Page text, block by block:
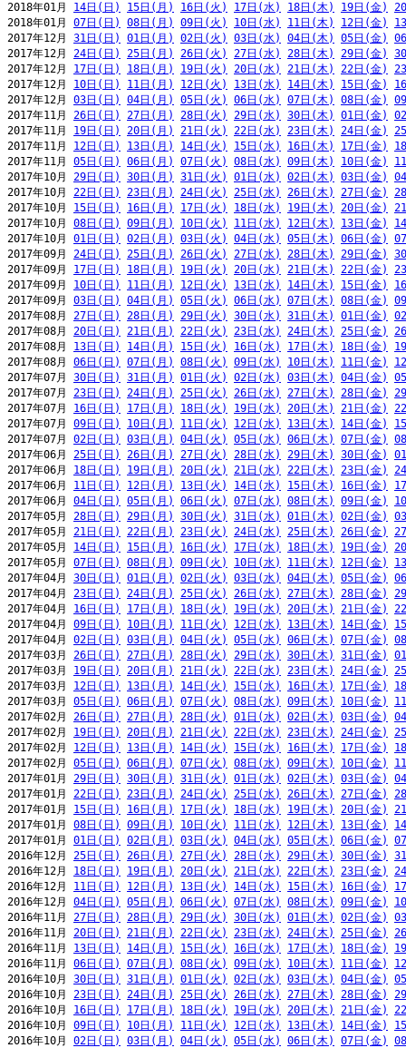
2018年01月 14日(日) 15日(月) 16日(火) 17日(水) 18日(木) 19日(金)
2018年01月 07日(日) 08日(月) 09日(火) 10日(水) 11日(木) 12日(金)
2017年12月 31日(日) 01日(月) 02日(火) 03日(水) 04日(木) 05日(金)
2017年12月 24日(日) 25日(月) 26日(火) 27日(水) 28日(木) 29日(金)
2017年12月 17日(日) 18日(月) 19日(火) 20日(水) 21日(木) 22日(金)
2017年12月 10日(日) 11日(月) 12日(火) 13日(水) 14日(木) 15日(金)
2017年12月 03日(日) 04日(月) 05日(火) 06日(水) 07日(木) 08日(金)
2017年11月 26日(日) 27日(月) 28日(火) 29日(水) 30日(木) 01日(金)
2017年11月 19日(日) 20日(月) 21日(火) 22日(水) 23日(木) 24日(金)
2017年11月 12日(日) 13日(月) 14日(火) 15日(水) 16日(木) 17日(金)
2017年11月 05日(日) 06日(月) 07日(火) 08日(水) 09日(木) 10日(金)
2017年10月 29日(日) 30日(月) 31日(火) 01日(水) 02日(木) 03日(金)
2017年10月 22日(日) 23日(月) 24日(火) 25日(水) 26日(木) 27日(金)
2017年10月 15日(日) 16日(月) 17日(火) 18日(水) 19日(木) 20日(金)
2017年10月 08日(日) 09日(月) 10日(火) 11日(水) 12日(木) 13日(金)
2017年10月 01日(日) 02日(月) 03日(火) 04日(水) 05日(木) 06日(金)
2017年09月 24日(日) 25日(月) 26日(火) 27日(水) 28日(木) 29日(金)
2017年09月 17日(日) 18日(月) 19日(火) 20日(水) 21日(木) 22日(金)
2017年09月 10日(日) 11日(月) 12日(火) 13日(水) 14日(木) 15日(金)
2017年09月 03日(日) 04日(月) 05日(火) 06日(水) 07日(木) 08日(金)
2017年08月 27日(日) 28日(月) 29日(火) 30日(水) 31日(木) 01日(金)
2017年08月 20日(日) 21日(月) 22日(火) 23日(水) 24日(木) 25日(金)
2017年08月 13日(日) 14日(月) 15日(火) 16日(水) 17日(木) 18日(金)
2017年08月 06日(日) 07日(月) 08日(火) 09日(水) 10日(木) 11日(金)
2017年07月 30日(日) 31日(月) 01日(火) 02日(水) 03日(木) 04日(金)
2017年07月 23日(日) 24日(月) 25日(火) 26日(水) 27日(木) 28日(金)
2017年07月 16日(日) 17日(月) 18日(火) 19日(水) 20日(木) 21日(金)
2017年07月 09日(日) 10日(月) 11日(火) 12日(水) 13日(木) 14日(金)
2017年07月 02日(日) 03日(月) 04日(火) 05日(水) 06日(木) 07日(金)
2017年06月 25日(日) 26日(月) 27日(火) 28日(水) 29日(木) 30日(金)
2017年06月 18日(日) 19日(月) 20日(火) 21日(水) 22日(木) 23日(金)
2017年06月 11日(日) 12日(月) 13日(火) 14日(水) 15日(木) 16日(金)
2017年06月 04日(日) 05日(月) 06日(火) 07日(水) 08日(木) 09日(金)
2017年05月 28日(日) 29日(月) 30日(火) 31日(水) 01日(木) 02日(金)
2017年05月 21日(日) 22日(月) 23日(火) 24日(水) 25日(木) 26日(金)
2017年05月 14日(日) 15日(月) 16日(火) 17日(水) 18日(木) 19日(金)
2017年05月 07日(日) 08日(月) 09日(火) 10日(水) 11日(木) 12日(金)
2017年04月 30日(日) 01日(月) 02日(火) 03日(水) 04日(木) 05日(金)
2017年04月 23日(日) 24日(月) 25日(火) 26日(水) 27日(木) 28日(金)
2017年04月 16日(日) 17日(月) 18日(火) 19日(水) 20日(木) 21日(金)
2017年04月 09日(日) 10日(月) 11日(火) 12日(水) 13日(木) 14日(金)
2017年04月 02日(日) 03日(月) 04日(火) 05日(水) 06日(木) 07日(金)
2017年03月 26日(日) 27日(月) 28日(火) 29日(水) 30日(木) 31日(金)
2017年03月 19日(日) 20日(月) 21日(火) 22日(水) 23日(木) 24日(金)
2017年03月 12日(日) 13日(月) 14日(火) 15日(水) 16日(木) 17日(金)
2017年03月 05日(日) 06日(月) 07日(火) 08日(水) 09日(木) 10日(金)
2017年02月 26日(日) 27日(月) 28日(火) 01日(水) 02日(木) 03日(金)
2017年02月 19日(日) 20日(月) 21日(火) 22日(水) 23日(木) 24日(金)
2017年02月 12日(日) 13日(月) 14日(火) 15日(水) 16日(木) 17日(金)
2017年02月 05日(日) 06日(月) 07日(火) 08日(水) 09日(木) 10日(金)
2017年01月 29日(日) 30日(月) 31日(火) 01日(水) 02日(木) 03日(金)
2017年01月 22日(日) 23日(月) 24日(火) 25日(水) 26日(木) 27日(金)
2017年01月 15日(日) 16日(月) 17日(火) 18日(水) 19日(木) 20日(金)
2017年01月 08日(日) 09日(月) 10日(火) 11日(水) 12日(木) 13日(金)
2017年01月 01日(日) 02日(月) 03日(火) 04日(水) 05日(木) 06日(金)
2016年12月 25日(日) 26日(月) 27日(火) 28日(水) 29日(木) 30日(金)
2016年12月 18日(日) 19日(月) 20日(火) 21日(水) 22日(木) 23日(金)
2016年12月 11日(日) 12日(月) 13日(火) 14日(水) 15日(木) 16日(金)
2016年12月 04日(日) 05日(月) 06日(火) 07日(水) 08日(木) 09日(金)
2016年11月 27日(日) 28日(月) 29日(火) 30日(水) 01日(木) 02日(金)
2016年11月 20日(日) 21日(月) 22日(火) 23日(水) 24日(木) 25日(金)
2016年11月 13日(日) 14日(月) 15日(火) 16日(水) 17日(木) 18日(金)
2016年11月 06日(日) 07日(月) 08日(火) 09日(水) 10日(木) 11日(金)
2016年10月 30日(日) 31日(月) 01日(火) 02日(水) 03日(木) 04日(金)
2016年10月 23日(日) 24日(月) 25日(火) 26日(水) 27日(木) 28日(金)
2016年10月 16日(日) 17日(月) 18日(火) 19日(水) 20日(木) 21日(金)
2016年10月 09日(日) 10日(月) 11日(火) 12日(水) 13日(木) 14日(金)
2016年10月 02日(日) 03日(月) 04日(火) 05日(水) 06日(木) 07日(金)